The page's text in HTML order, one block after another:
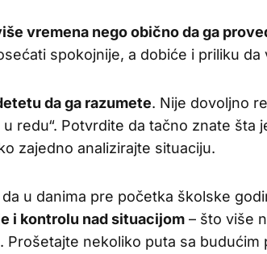
vremena nego obično da ga
spokojnije, a dobiće i priliku da
da ga razumete. Nije dovoljno
redu“. Potvrdite da tačno znate šta
zajedno analizirajte situaciju.
u danima pre početka školske
i kontrolu nad situacijom – što više
Prošetajte nekoliko puta sa